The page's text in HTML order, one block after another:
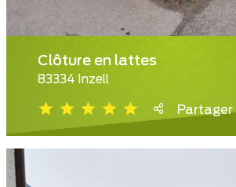
Clôture en lattes
83334 Inzell
Partager